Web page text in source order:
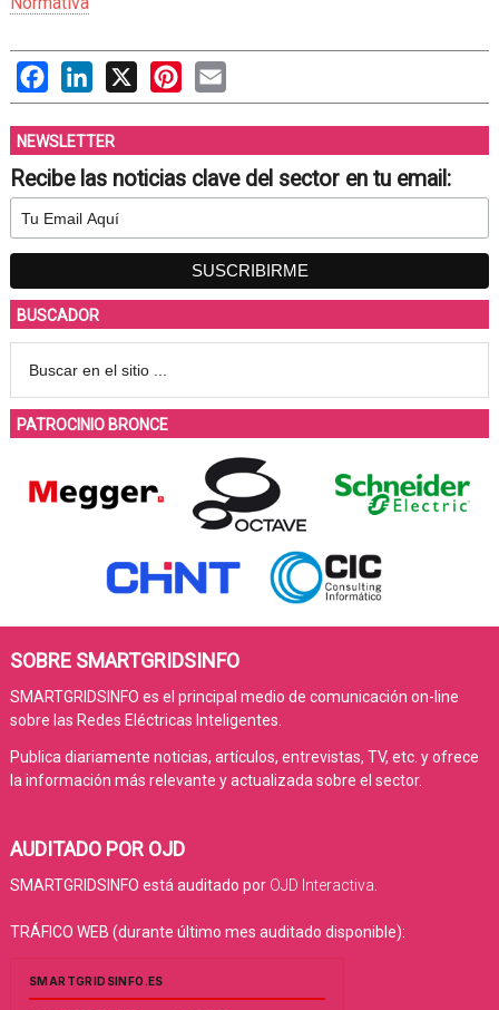
FacebookLinkedIn
X PinterestEmail
NEWSLETTER
Recibe las noticias clave del sector en tu email:
BUSCADOR
PATROCINIO BRONCE
SOBRE SMARTGRIDSINFO
SMARTGRIDSINFO es el principal medio de comunicación on-line
sobre las Redes Eléctricas Inteligentes.
Publica diariamente noticias, artículos, entrevistas, TV, etc. y ofrece
la información más relevante y actualizada sobre el sector.
AUDITADO POR OJD
SMARTGRIDSINFO está auditado por OJD Interactiva
TRÁFICO WEB (durante último mes auditado disponible):